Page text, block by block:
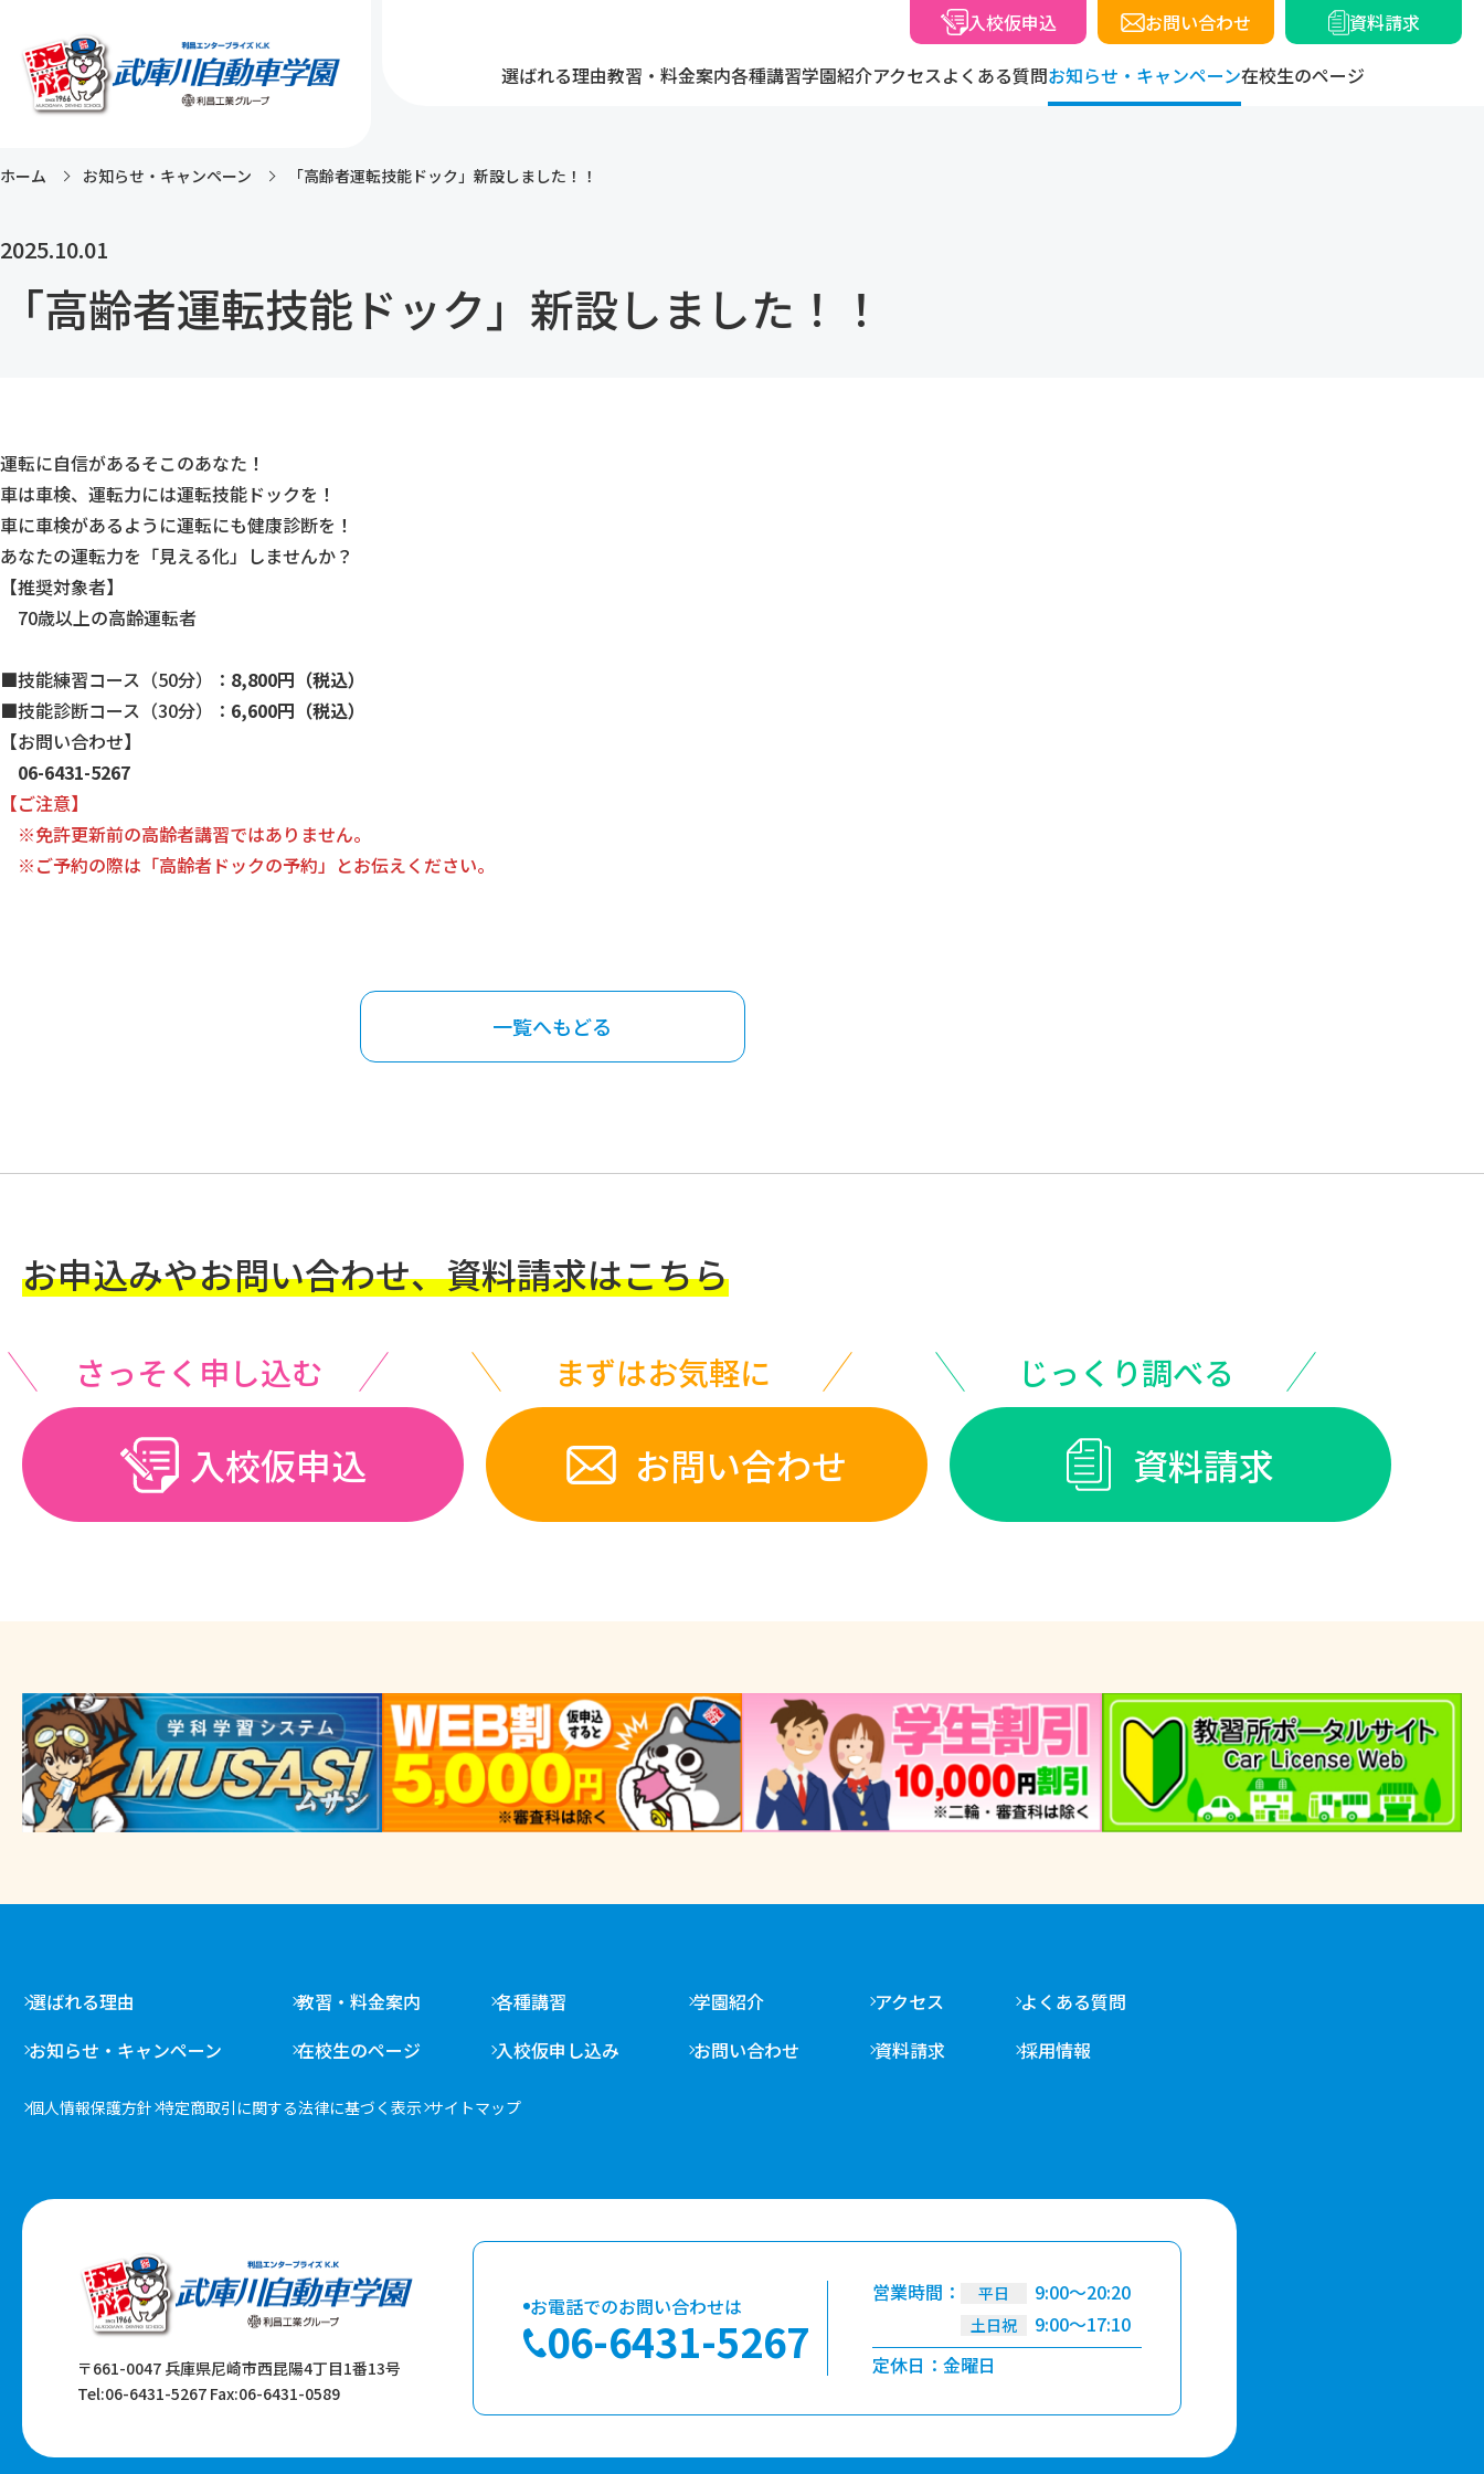
入校仮申込 お問い合わせ
資料請求
選ばれる理由教習・料金案内各種講習学園紹介アクセスよくある質問お知らせ・キャンペーン在校生のページ
ホーム お知らせ・キャンペーン 「高齢者運転技能ドック」新設しました！！
2025.10.01
「高齢者運転技能ドック」新設しました！！
運転に自信があるそこのあなた！
車は車検、運転力には運転技能ドックを！
車に車検があるように運転にも健康診断を！
あなたの運転力を「見える化」しませんか？
【推奨対象者】
70歳以上の高齢運転者
■技能練習コース（50分）： 8,800円（税込）
■技能診断コース（30分）： 6,600円（税込）
【お問い合わせ】
06-6431-5267
【ご注意】
※免許更新前の高齢者講習ではありません。
※ご予約の際は「高齢者ドックの予約」とお伝えください。
一覧へもどる
お申込みやお問い合わせ、資料請求はこちら
さっそく申し込む
入校仮申込
まずはお気軽に
お問い合わせ
じっくり調べる
資料請求
選ばれる理由 教習・料金案内 各種講習 学園紹介 アクセス
よくある質問
お知らせ・キャンペーン
在校生のページ 入校仮申し込み お問い合わせ 資料請求 採用情報
個人情報保護方針 特定商取引に関する法律に基づく表示 サイトマップ
〒661-0047 兵庫県尼崎市西昆陽4丁目1番13号
Tel:06-6431-5267 Fax:06-6431-0589
お電話でのお問い合わせは
06-6431-5267
営業時間： 平日 9:00～20:20
土日祝
9:00～17:10
定休日： 金曜日